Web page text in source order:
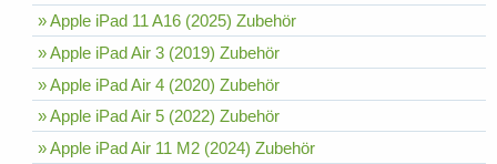
» Apple iPad 11 A16 (2025) Zubehör
» Apple iPad Air 3 (2019) Zubehör
» Apple iPad Air 4 (2020) Zubehör
» Apple iPad Air 5 (2022) Zubehör
» Apple iPad Air 11 M2 (2024) Zubehör